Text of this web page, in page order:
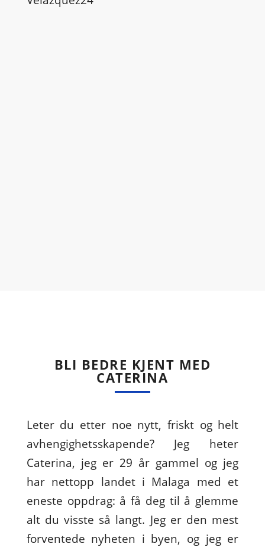
BLI BEDRE KJENT MED
CATERINA
Leter du etter noe nytt, friskt og helt
avhengighetsskapende? Jeg heter
Caterina, jeg er 29 år gammel og jeg
har nettopp landet i Malaga med et
eneste oppdrag: å få deg til å glemme
alt du visste så langt. Jeg er den mest
forventede nyheten i byen, og jeg er